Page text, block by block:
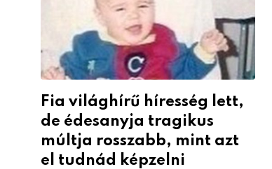
Fia világhírű híresség lett,
de édesanyja tragikus
múltja rosszabb, mint azt
el tudnád képzelni